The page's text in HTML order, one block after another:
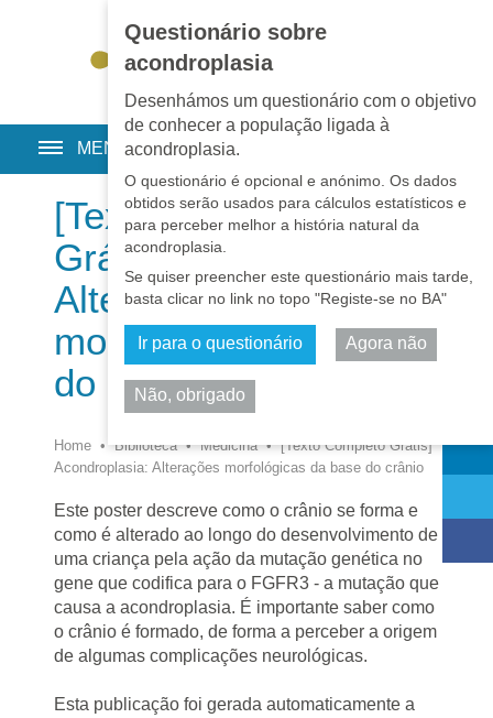
Questionário sobre
acondroplasia
Desenhámos um questionário com o objetivo
de conhecer a população ligada à
acondroplasia.
O questionário é opcional e anónimo. Os dados
obtidos serão usados para cálculos estatísticos e
para perceber melhor a história natural da
acondroplasia.
Se quiser preencher este questionário mais tarde,
basta clicar no link no topo "Registe-se no BA"
Ir para o questionário Agora não
Não, obrigado
EN
MENU
[Texto Completo
Grátis] Acondroplasia:
Alterações
morfológicas da base
do crânio
Home • Biblioteca • Medicina • [Texto Completo Grátis]
Acondroplasia: Alterações morfológicas da base do crânio
Este poster descreve como o crânio se forma e
como é alterado ao longo do desenvolvimento de
uma criança pela ação da mutação genética no
gene que codifica para o FGFR3 - a mutação que
causa a acondroplasia. É importante saber como
o crânio é formado, de forma a perceber a origem
de algumas complicações neurológicas.
Esta publicação foi gerada automaticamente a